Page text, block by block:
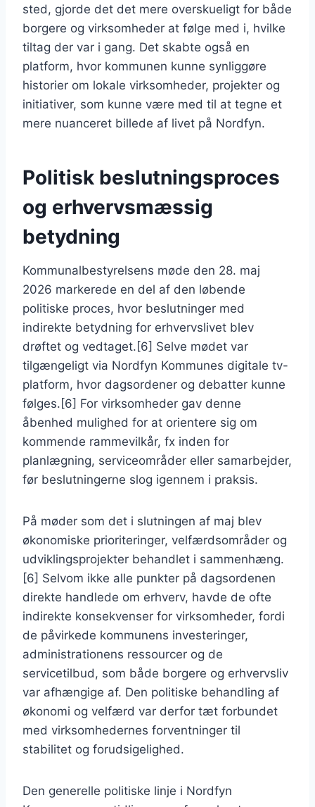
sted, gjorde det det mere overskueligt for både
borgere og virksomheder at følge med i, hvilke
tiltag der var i gang. Det skabte også en
platform, hvor kommunen kunne synliggøre
historier om lokale virksomheder, projekter og
initiativer, som kunne være med til at tegne et
mere nuanceret billede af livet på Nordfyn.
Politisk beslutningsproces
og erhvervsmæssig
betydning
Kommunalbestyrelsens møde den 28. maj
2026 markerede en del af den løbende
politiske proces, hvor beslutninger med
indirekte betydning for erhvervslivet blev
drøftet og vedtaget.[6] Selve mødet var
tilgængeligt via Nordfyn Kommunes digitale tv-
platform, hvor dagsordener og debatter kunne
følges.[6] For virksomheder gav denne
åbenhed mulighed for at orientere sig om
kommende rammevilkår, fx inden for
planlægning, serviceområder eller samarbejder,
før beslutningerne slog igennem i praksis.
På møder som det i slutningen af maj blev
økonomiske prioriteringer, velfærdsområder og
udviklingsprojekter behandlet i sammenhæng.
[6] Selvom ikke alle punkter på dagsordenen
direkte handlede om erhverv, havde de ofte
indirekte konsekvenser for virksomheder, fordi
de påvirkede kommunens investeringer,
administrationens ressourcer og de
servicetilbud, som både borgere og erhvervsliv
var afhængige af. Den politiske behandling af
økonomi og velfærd var derfor tæt forbundet
med virksomhedernes forventninger til
stabilitet og forudsigelighed.
Den generelle politiske linje i Nordfyn